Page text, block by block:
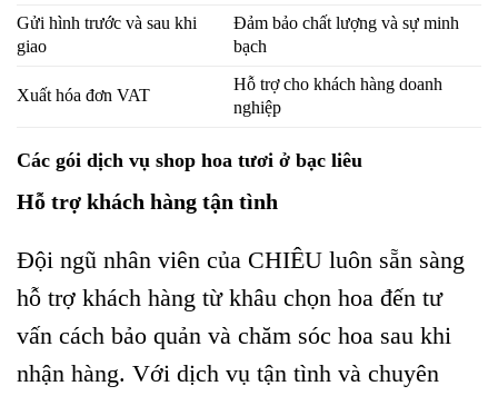
Gửi hình trước và sau khi
giao
Đảm bảo chất lượng và sự minh
bạch
Xuất hóa đơn VAT
Hỗ trợ cho khách hàng doanh
nghiệp
Các gói dịch vụ shop hoa tươi ở bạc liêu
Hỗ trợ khách hàng tận tình
Đội ngũ nhân viên của CHIÊU luôn sẵn sàng
hỗ trợ khách hàng từ khâu chọn hoa đến tư
vấn cách bảo quản và chăm sóc hoa sau khi
nhận hàng. Với dịch vụ tận tình và chuyên